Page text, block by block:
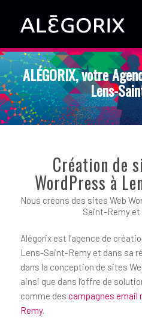
ALÉGORIX, votre
Lens-
Création de
WordPress à
Nous créons des sites Web
Saint-Remy et
Alégorix est l’agence de
Lens-Saint-Remy et dans sa
dans la conception de sites
ainsi que dans l’offre de
comme des campagnes email
Remy.